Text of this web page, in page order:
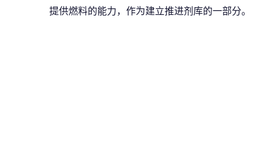
提供燃料的能力，作为建立推进剂库的一部分。